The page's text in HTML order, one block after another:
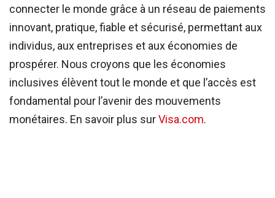
connecter le monde grâce à un réseau de paiements
innovant, pratique, fiable et sécurisé, permettant aux
individus, aux entreprises et aux économies de
prospérer. Nous croyons que les économies
inclusives élèvent tout le monde et que l’accès est
fondamental pour l’avenir des mouvements
monétaires. En savoir plus surVisa.com.